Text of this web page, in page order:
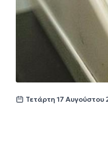
Τετάρτη 17 Αυγούστου